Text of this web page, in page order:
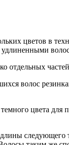
цветов в
удлиненными
волос
цвета
следующего